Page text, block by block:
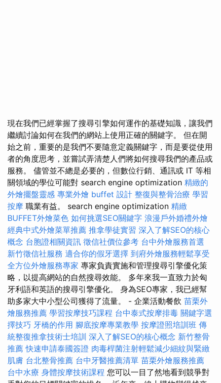
現在我們已經掌握了搜尋引擎如何運作的基礎知識，讓我們
繼續討論如何在我們的網站上使用正確的關鍵字。 但在開
始之前，重要的是我們不要隨意定義關鍵字，而是要從使用
者的角度思考，並嘗試弄清楚人們將如何搜尋我們的產品或
服務。 儘管並不總是必要的，但數位行銷、通訊或 IT 等相
關領域的學位可能對 search engine optimization 精緻的
外燴擺盤靈感 專業外燴 buffet 設計 整復與整骨治療 學習
按摩 職業有益。 search engine optimization 精緻
BUFFET外燴菜色 如何挑選SEO關鍵字 浪漫戶外婚禮外燴
經典中式外燴菜單推薦 推拿學徒實習 深入了解SEO的核心
概念 台胞證相關資訊 徵信社價位參考 台中外燴服務首選
新竹徵信社服務 適合你的假牙選擇 到府外燴服務輕鬆享受
全方位外燴服務專家 專家負責實施和管理搜尋引擎優化策
略，以提高網站的自然搜尋效能。 多年來我一直致力於匈
牙利語和英語的搜尋引擎優化。 身為SEO專家，我已經幫
助多家大中小型公司獲得了流量。 - 企業活動餐飲 苗栗外
燴服務推薦 學習按摩技巧課程 台中泰式按摩排毒 關鍵字選
擇技巧 牙橋的作用 腳底按摩專業教學 按摩證照培訓班 傳
統整復推拿技術士培訓 深入了解SEO的核心概念 新竹整骨
推薦 快速申請泰國簽證 肉毒桿菌注射輕鬆減少細紋與緊緻
肌膚 台北整骨推薦 台中牙醫推薦清單 苗栗外燴服務推薦
台中水療 身體按摩技術課程 您可以一目了然地看到競爭對